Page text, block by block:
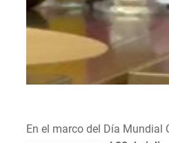
En el marco del Día Mundial